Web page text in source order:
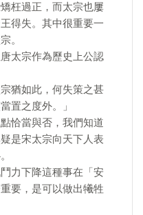
枉過正，而太宗也屢
得失。其中很重要一
。
太宗作為歷史上公認
猶如此，何失策之甚
置之度外。」
恰當與否，我們知道
是宋太宗向天下人表
力下降這種事在「安
要，是可以做出犧牲